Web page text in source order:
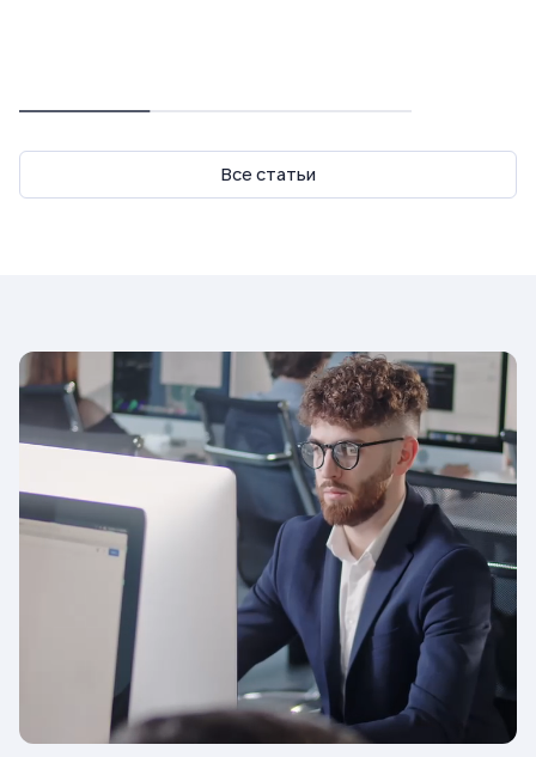
Все статьи